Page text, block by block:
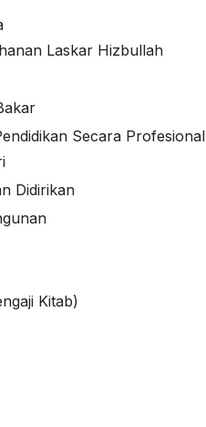
Laskar Hizbullah
Secara Profesional
Didirikan
Kitab)